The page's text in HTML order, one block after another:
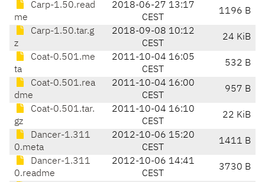
Carp-1.50.read
me
2018-06-27 13:17
CEST
1196 B
Carp-1.50.tar.g
z
2018-09-08 10:12
CEST
24 KiB
Coat-0.501.me
ta
2011-10-04 16:05
CEST
532 B
Coat-0.501.rea
dme
2011-10-04 16:00
CEST
957 B
Coat-0.501.tar.
gz
2011-10-04 16:10
CEST
22 KiB
Dancer-1.311
0.meta
2012-10-06 15:20
CEST
1411 B
Dancer-1.311
0.readme
2012-10-06 14:41
CEST
3730 B